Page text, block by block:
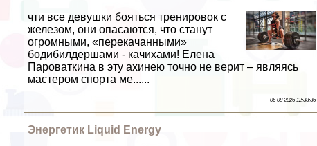
чти все дeвyшки бояться тренировок с
железом, они опасаются, что станут
огромными, «перекачанными»
бодибилдершами - качихами! Елена
Пароваткина в эту ахинею точно не верит – являясь
мастером спорта ме......
06 08 2026 12:33:36
Энергетик Liquid Energy